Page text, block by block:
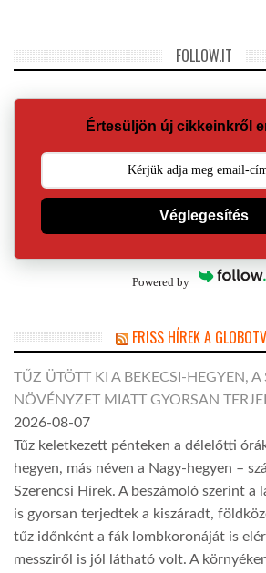
FOLLOW.IT
Értesüljön új cikkeinkről
Véglegesítés
Powered by
FRISS HÍREK A
TŰZ ÜTÖTT KI A BEKECSI-HEGYEN, A
NÖVÉNYZET MIATT GYORSAN
2026-08-07
Tűz keletkezett pénteken a délelőtti
hegyen, más néven a Nagy-hegyen –
Szerencsi Hírek. A beszámoló szerint a
is gyorsan terjedtek a kiszáradt,
tűz időnként a fák lombkoronáját is
messziről is jól látható volt. A